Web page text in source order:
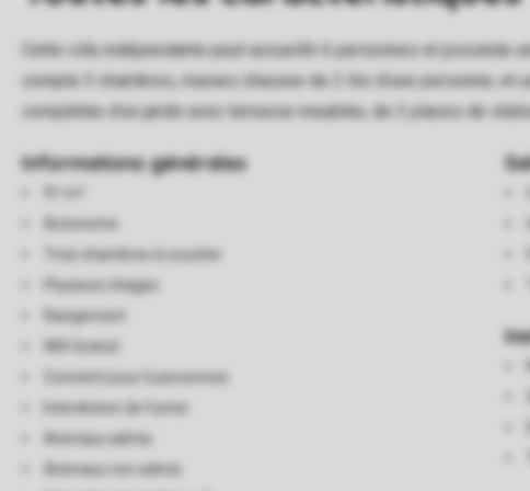
Cette villa indépendante peut accueillir 6 personnes et possède
compte 3 chambres, munies chacune de 2 lits d’une personne,
complétée d'un jardin avec terrasse meublée, de 2 places de
Informations générales
Autonome
Trois chambres à coucher
Plusieurs étages
Rangement
Wifi Gratuit
Convient pour 6 personnes
Interdiction de fumer
Animaux admis
Animaux non admis